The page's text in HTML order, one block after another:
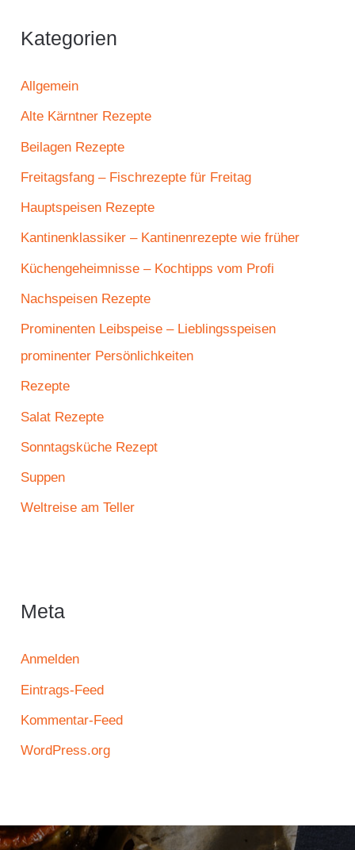
Kategorien
Allgemein
Alte Kärntner Rezepte
Beilagen Rezepte
Freitagsfang – Fischrezepte für Freitag
Hauptspeisen Rezepte
Kantinenklassiker – Kantinenrezepte wie früher
Küchengeheimnisse – Kochtipps vom Profi
Nachspeisen Rezepte
Prominenten Leibspeise – Lieblingsspeisen
prominenter Persönlichkeiten
Rezepte
Salat Rezepte
Sonntagsküche Rezept
Suppen
Weltreise am Teller
Meta
Anmelden
Eintrags-Feed
Kommentar-Feed
WordPress.org